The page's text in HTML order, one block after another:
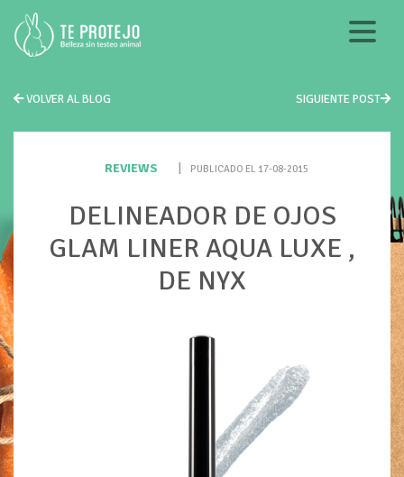
VOLVER AL BLOG SIGUIENTE POST
REVIEWS PUBLICADO EL 17-08-2015
DELINEADOR DE OJOS
GLAM LINER AQUA LUXE ,
DE NYX